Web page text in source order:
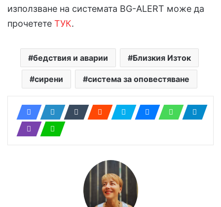
използване на системата BG-ALERT може да
прочетете ТУК.
бедствия и аварии Близкия Изток
сирени система за оповестяване